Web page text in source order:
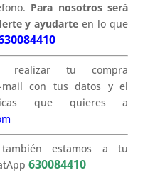
Para nosotros será
y ayudarte en lo que
realizar tu compra
mail con tus datos y el
que quieres a
estamos a tu
630084410